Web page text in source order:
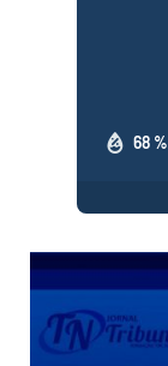
68 %